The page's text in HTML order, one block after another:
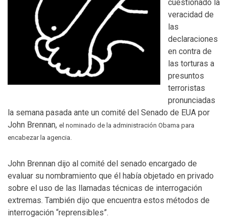
cuestionado la
veracidad de
las
declaraciones
en contra de
las torturas a
presuntos
terroristas
pronunciadas
la semana pasada ante un comité del Senado de EUA por
John Brennan, el nominado de la administración Obama para
encabezar la agencia.
John Brennan dijo al comité del senado encargado de
evaluar su nombramiento que él había objetado en privado
sobre el uso de las llamadas técnicas de interrogación
extremas. También dijo que encuentra estos métodos de
interrogación “reprensibles”.